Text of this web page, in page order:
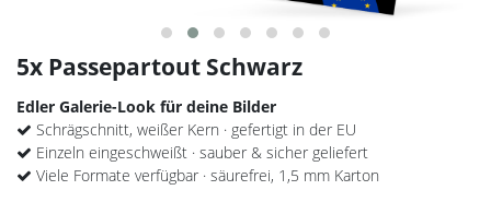
5x Passepartout Schwarz
Edler Galerie-Look für deine Bilder
Schrägschnitt, weißer Kern · gefertigt in der EU
Einzeln eingeschweißt · sauber & sicher geliefert
Viele Formate verfügbar · säurefrei, 1,5 mm Karton